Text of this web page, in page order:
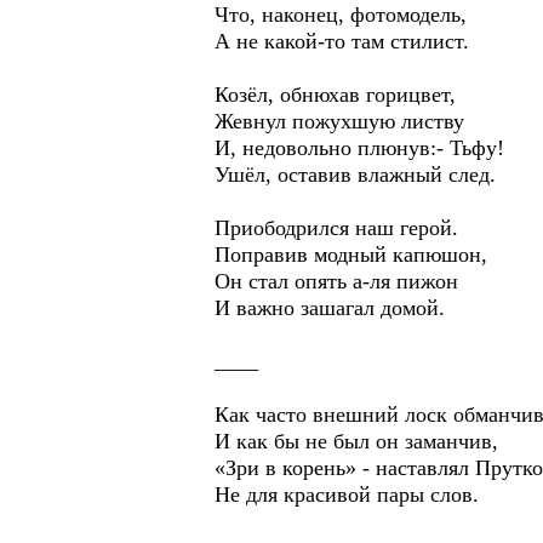
Что, наконец, фотомодель,
А не какой-то там стилист.
Козёл, обнюхав горицвет,
Жевнул пожухшую листву
И, недовольно плюнув:- Тьфу!
Ушёл, оставив влажный след.
Приободрился наш герой.
Поправив модный капюшон,
Он стал опять а-ля пижон
И важно зашагал домой.
Как часто внешний лоск
И как бы не был он заманчив,
«Зри в корень» - наставлял
Не для красивой пары слов.